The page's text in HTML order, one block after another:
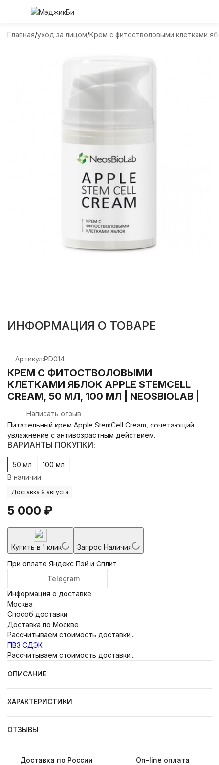
Главная уход за лицом Крем с фитостволовыми клетками
ИНФОРМАЦИЯ О ТОВАРЕ
Артикул:PD014
КРЕМ С ФИТОСТВОЛОВЫМИ
КЛЕТКАМИ ЯБЛОК APPLE STEMCELL
CREAM, 50 МЛ, 100 МЛ | NEOSBIOLAB |
Написать отзыв
Питательный крем Apple StemCell Cream, сочетающий
увлажнение с антивозрастным действием.
ВАРИАНТЫ ПОКУПКИ:
50 мл
100 мл
В наличии
Доставка 9 августа
5 000 ₽
Купить в 1 клик
Запрос Наличия
При оплате Яндекс Пэй и Сплит
Telegram
Информация о доставке
Москва
Способ доставки
Доставка по Москве
Рассчитываем стоимость доставки...
ПВЗ СДЭК
Рассчитываем стоимость доставки...
ОПИСАНИЕ
ХАРАКТЕРИСТИКИ
ОТЗЫВЫ
Доставка по России On-line оплата